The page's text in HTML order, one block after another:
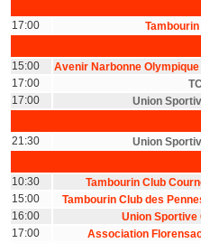
17:00
15:00
Avenir Narbonne
17:00
17:00
Union
21:30
Union
10:30
Tambourin Club
15:00
Tambourin Club des
16:00
Union Sportive
17:00
Association